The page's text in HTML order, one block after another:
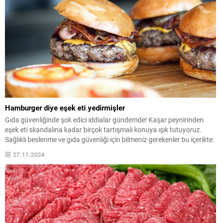
Hamburger diye eşek eti yedirmişler
Gıda güvenliğinde şok edici iddialar gündemde! Kaşar peynirinden
eşek eti skandalına kadar birçok tartışmalı konuya ışık tutuyoruz.
Sağlıklı beslenme ve gıda güvenliği için bilmeniz gerekenler bu içerikte.
27.11.2024